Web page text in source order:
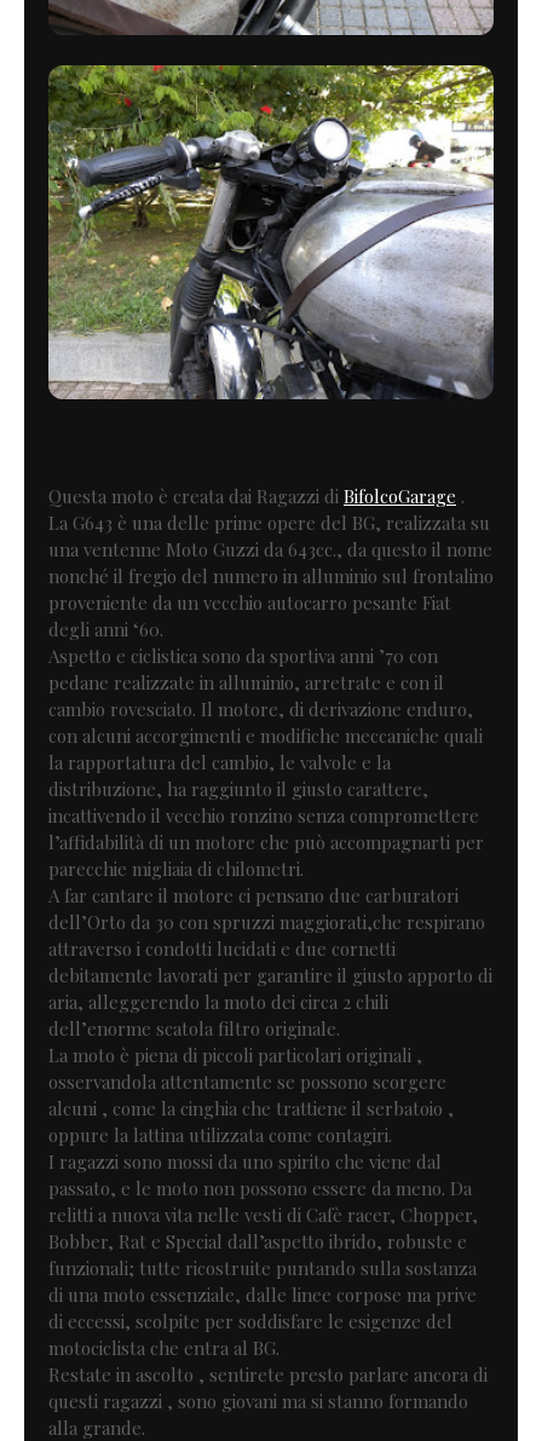
Questa moto è creata dai Ragazzi di BifolcoGarage .
La G643 è una delle prime opere del BG, realizzata su
una ventenne Moto Guzzi da 643cc., da questo il nome
nonché il fregio del numero in alluminio sul frontalino
proveniente da un vecchio autocarro pesante Fiat
degli anni ‘60.
Aspetto e ciclistica sono da sportiva anni ’70 con
pedane realizzate in alluminio, arretrate e con il
cambio rovesciato. Il motore, di derivazione enduro,
con alcuni accorgimenti e modifiche meccaniche quali
la rapportatura del cambio, le valvole e la
distribuzione, ha raggiunto il giusto carattere,
incattivendo il vecchio ronzino senza compromettere
l’affidabilità di un motore che può accompagnarti per
parecchie migliaia di chilometri.
A far cantare il motore ci pensano due carburatori
dell’Orto da 30 con spruzzi maggiorati,che respirano
attraverso i condotti lucidati e due cornetti
debitamente lavorati per garantire il giusto apporto di
aria, alleggerendo la moto dei circa 2 chili
dell’enorme scatola filtro originale.
La moto è piena di piccoli particolari originali ,
osservandola attentamente se possono scorgere
alcuni , come la cinghia che trattiene il serbatoio ,
oppure la lattina utilizzata come contagiri.
I ragazzi sono mossi da uno spirito che viene dal
passato, e le moto non possono essere da meno. Da
relitti a nuova vita nelle vesti di Cafè racer, Chopper,
Bobber, Rat e Special dall’aspetto ibrido, robuste e
funzionali; tutte ricostruite puntando sulla sostanza
di una moto essenziale, dalle linee corpose ma prive
di eccessi, scolpite per soddisfare le esigenze del
motociclista che entra al BG.
Restate in ascolto , sentirete presto parlare ancora di
questi ragazzi , sono giovani ma si stanno formando
alla grande.